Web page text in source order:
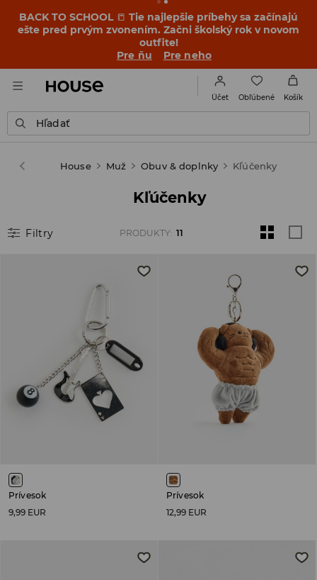
BACK TO SCHOOL 📒 Tie najlepšie príbehy sa začínajú
ešte pred prvým zvonením. Začni školský rok v novom
outfite!
Pre ňu
Pre neho
Účet Obľúbené Košík
Hľadať
House Muž Obuv & doplnky Kľúčenky
Kľúčenky
Filtry PRODUKTY: 11
Prívesok
9,99 EUR
Prívesok
12,99 EUR